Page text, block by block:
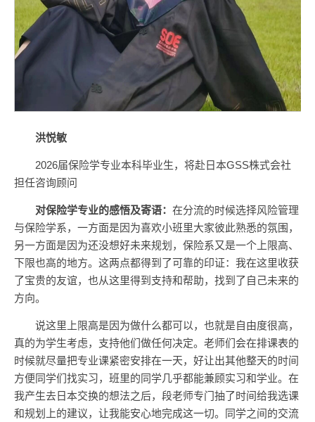
洪悦敏
2026届保险学专业本科毕业生，将赴日本GSS株式会社
担任咨询顾问
对保险学专业的感悟及寄语： 在分流的时候选择风险管理
与保险学系，一方面是因为喜欢小班里大家彼此熟悉的氛围，
另一方面是因为还没想好未来规划，保险系又是一个上限高、
下限也高的地方。这两点都得到了可靠的印证：我在这里收获
了宝贵的友谊，也从这里得到支持和帮助，找到了自己未来的
方向。
说这里上限高是因为做什么都可以，也就是自由度很高，
真的为学生考虑，支持他们做任何决定。老师们会在排课表的
时候就尽量把专业课紧密安排在一天，好让出其他整天的时间
方便同学们找实习，班里的同学几乎都能兼顾实习和学业。在
我产生去日本交换的想法之后，段老师专门抽了时间给我选课
和规划上的建议，让我能安心地完成这一切。同学之间的交流